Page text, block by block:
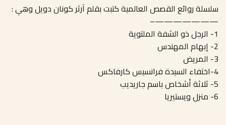
سلسلة روائع القصص العالمية كتبت بقلم آرثر كونان دويل وهي :
———————–
1- الرجل ذو الشفة الملتوية
2- إبهام المهندس
3- المريض
4-اختفاء السيدة فرانسيس كارفاكس
5- ثلاثة أشخاص باسم جاريديب
6- منزل ويستيريا